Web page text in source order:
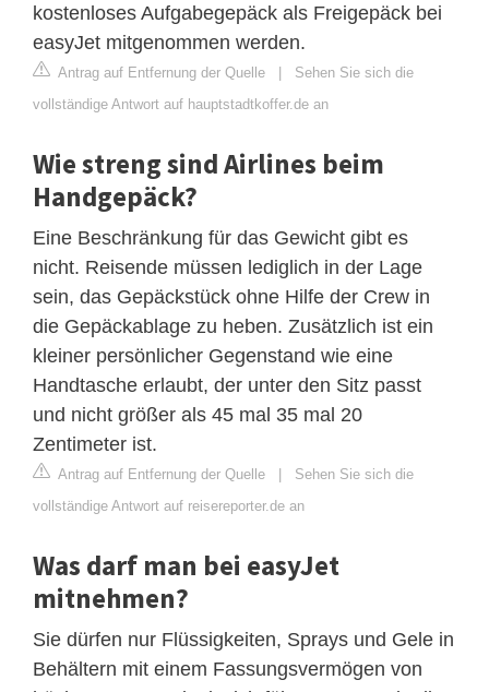
kostenloses Aufgabegepäck als Freigepäck bei
easyJet mitgenommen werden.
Antrag auf Entfernung der Quelle | Sehen Sie sich die
vollständige Antwort auf hauptstadtkoffer.de an
Wie streng sind Airlines beim
Handgepäck?
Eine Beschränkung für das Gewicht gibt es
nicht. Reisende müssen lediglich in der Lage
sein, das Gepäckstück ohne Hilfe der Crew in
die Gepäckablage zu heben. Zusätzlich ist ein
kleiner persönlicher Gegenstand wie eine
Handtasche erlaubt, der unter den Sitz passt
und nicht größer als 45 mal 35 mal 20
Zentimeter ist.
Antrag auf Entfernung der Quelle | Sehen Sie sich die
vollständige Antwort auf reisereporter.de an
Was darf man bei easyJet
mitnehmen?
Sie dürfen nur Flüssigkeiten, Sprays und Gele in
Behältern mit einem Fassungsvermögen von